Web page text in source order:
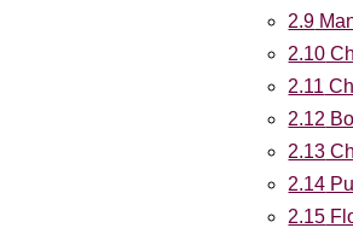
2.9
2.10
2.11
2.12
2.13
2.14
2.15